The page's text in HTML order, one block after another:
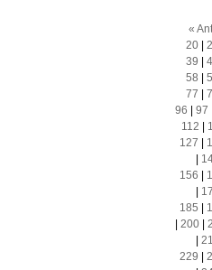
«
20|
39
58
77
96
97
112
127
156
185
200|
229